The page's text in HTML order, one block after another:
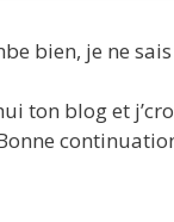
bien, je ne
ton blog et